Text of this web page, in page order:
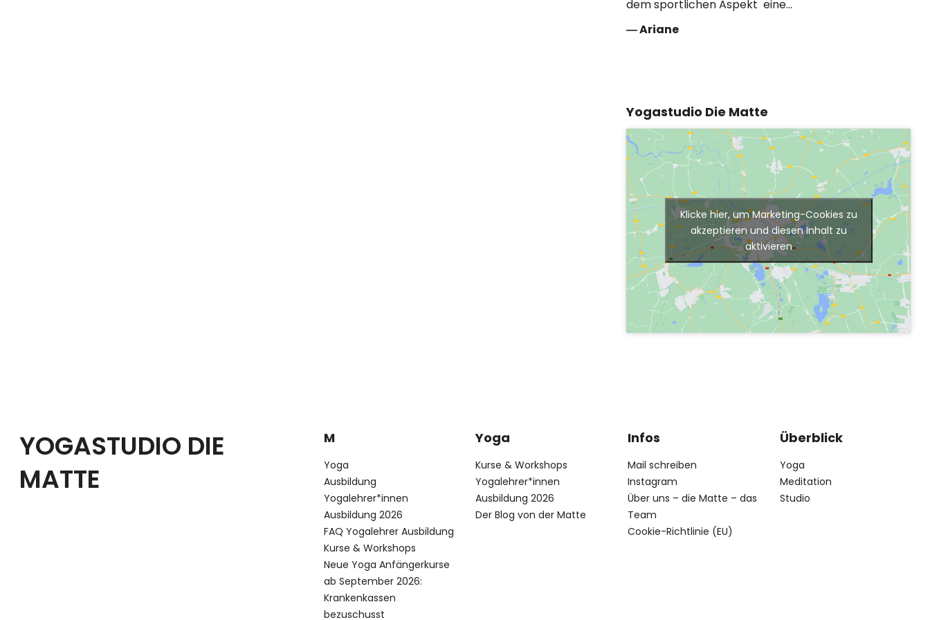
dem sportlichen Aspekt eine…
―Ariane
Yogastudio Die Matte
Klicke hier, um Marketing-Cookies zu
akzeptieren und diesen Inhalt zu
aktivieren
YOGASTUDIO DIE
MATTE
M
Yoga
Ausbildung
Yogalehrer*innen
Ausbildung 2026
FAQ Yogalehrer Ausbildung
Kurse & Workshops
Neue Yoga Anfängerkurse
ab September 2026:
Krankenkassen
bezuschusst
Yoga
Kurse & Workshops
Yogalehrer*innen
Ausbildung 2026
Der Blog von der Matte
Infos
Mail schreiben
Instagram
Über uns – die Matte – das
Team
Cookie-Richtlinie (EU)
Überblick
Yoga
Meditation
Studio